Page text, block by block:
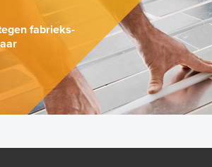
fabrieks-